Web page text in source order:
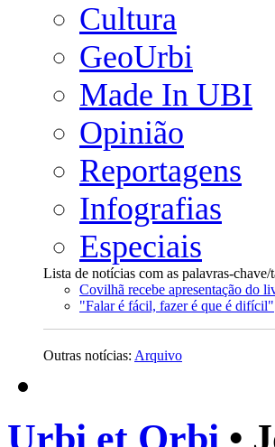
Cultura
GeoUrbi
Made In UBI
Opinião
Reportagens
Infografias
Especiais
Lista de notícias com as palavras-chave/
Covilhã recebe apresentação do
"Falar é fácil, fazer é que é difícil"
Outras notícias: Arquivo